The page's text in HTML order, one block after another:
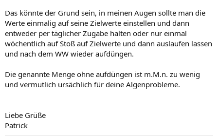
Das könnte der Grund sein, in meinen Augen sollte man die
Werte einmalig auf seine Zielwerte einstellen und dann
entweder per täglicher Zugabe halten oder nur einmal
wöchentlich auf Stoß auf Zielwerte und dann auslaufen lassen
und nach dem WW wieder aufdüngen.
Die genannte Menge ohne aufdüngen ist m.M.n. zu wenig
und vermutlich ursächlich für deine Algenprobleme.
Liebe Grüße
Patrick